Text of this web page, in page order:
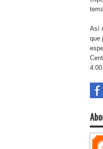
Así
que